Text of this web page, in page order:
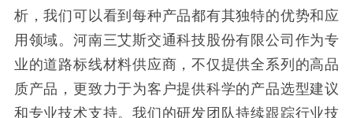
析，我们可以看到每种产品都有其独特的优势和应
用领域。河南三艾斯交通科技股份有限公司作为专
业的道路标线材料供应商，不仅提供全系列的高品
质产品，更致力于为客户提供科学的产品选型建议
和专业技术支持。我们的研发团队持续跟踪行业技